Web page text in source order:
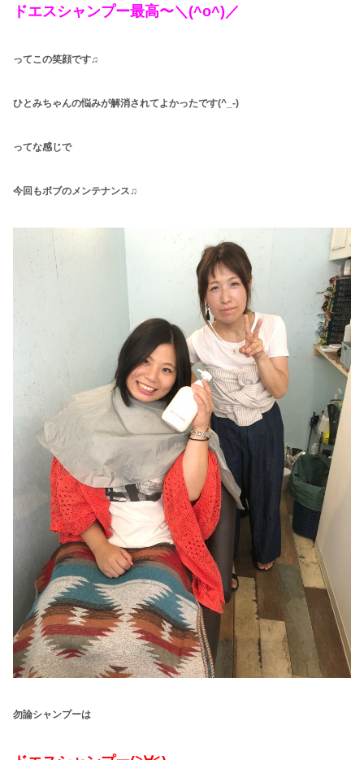
ドエスシャンプー最高〜＼(^o^)／
ってこの笑顔です♫
ひとみちゃんの悩みが解消されてよかったです(^_-)
ってな感じで
今回もボブのメンテナンス♫
勿論シャンプーは